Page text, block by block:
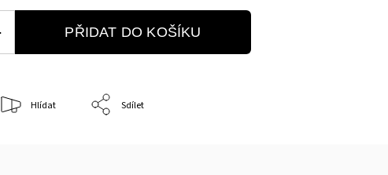
PŘIDAT DO KOŠÍKU
Hlídat Sdílet